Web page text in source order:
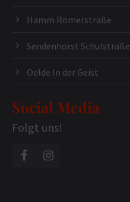
Hamm Römerstraße
Sendenhorst Schulstraße
Oelde In der Geist
Social Media
Folgt uns!